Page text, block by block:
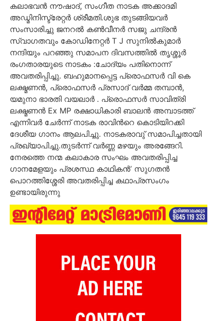
കലാഭവൻ നൗഷാദ്, സംഗീത നാടക അക്കാദമി
അഡ്മിനിസ്ട്രേറ്റർ ശ്രീമതി.ശുഭ തുടങ്ങിയവർ
സംസാരിച്ചു ജനറൽ കൺവീനർ സജു ചന്ദ്രൻ
സ്വാഗതവും കോഡിനേറ്റർ T J സുനിൽകുമാർ
നന്ദിയും പറഞ്ഞു സമാപന ദിവസത്തിൽ തൃശ്ശൂർ
രംഗതാരയുടെ നാടകം :ചോദ്യം പതിനൊന്ന്
അവതരിപ്പിച്ചു. ബഹുമാനപ്പെട്ട പ്രൊഫസർ വി കെ
ലക്ഷ്മണൻ, പ്രൊഫസർ പ്രസാദ് വർമ്മ തമ്പാൻ,
യമുനാ ഭാരതി വയലാർ . പ്രൊഫസർ സാവിത്രി
ലക്ഷ്മണൻ Ex MP രക്ഷാധികാരി ബാലൻ അമ്പാടത്ത്
എന്നിവർ ചേർന്ന് നാടക രാവിൻറെ കൊടിയിറക്കി
ദേശീയ ഗാനം ആലപിച്ചു. നാടകരാവു് സമാപിച്ചതായി
പ്രഖ്യാപിച്ചു.തുടർന്ന് വർണ്ണ മഴയും അരങ്ങേറി.
നേരത്തെ നന്മ കലാകാര സംഘം അവതരിപ്പിച്ച
ഗാനമേളയും പ്രശസ്ഥ കാഥികൻ’ സുഗതൻ
പൊറത്തിശ്ശേരി അവതരിപ്പിച്ച കഥാപ്രസംഗം
ഉണ്ടായിരുന്നു